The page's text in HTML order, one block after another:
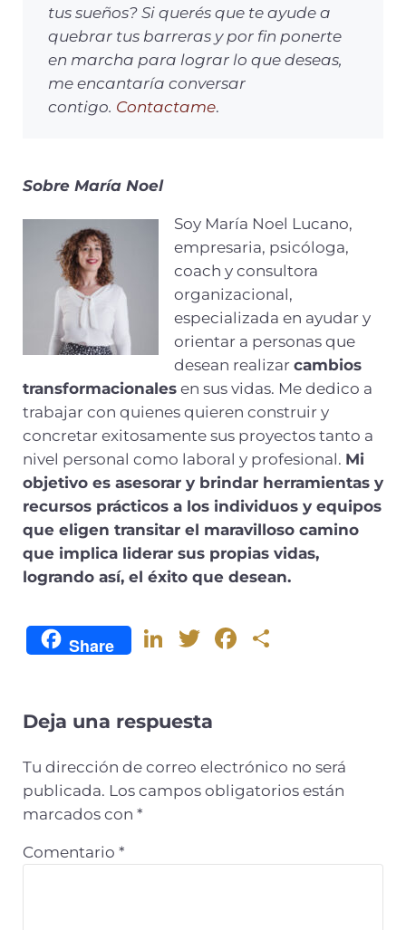
tus sueños? Si querés que te ayude a
quebrar tus barreras y por fin ponerte
en marcha para lograr lo que deseas,
me encantaría conversar
contigo. Contactame.
Sobre María Noel
Soy María Noel Lucano,
empresaria, psicóloga,
coach y consultora
organizacional,
especializada en ayudar y
orientar a personas que
desean realizar cambios
transformacionales en sus vidas. Me dedico a
trabajar con quienes quieren construir y
concretar exitosamente sus proyectos tanto a
nivel personal como laboral y profesional. Mi
objetivo es asesorar y brindar herramientas y
recursos prácticos a los individuos y equipos
que eligen transitar el maravilloso camino
que implica liderar sus propias vidas,
logrando así, el éxito que desean.
Share
Li
e
n
T
te
r
F
b
o
o
ti
Deja una respuesta
Tu dirección de correo electrónico no será
publicada. Los campos obligatorios están
marcados con *
Comentario *